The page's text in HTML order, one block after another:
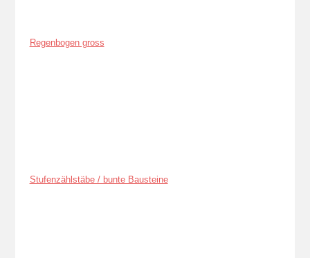
Regenbogen gross
Stufenzählstäbe / bunte Bausteine